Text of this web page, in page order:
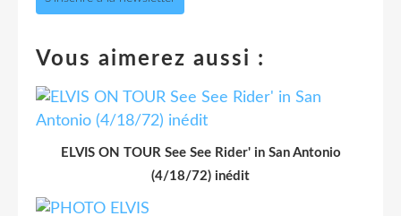
Vous aimerez aussi :
ELVIS ON TOUR See See Rider' in San Antonio
(4/18/72) inédit